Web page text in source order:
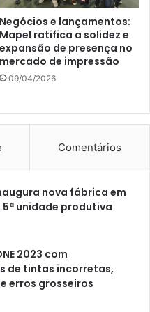
Negócios e lançamentos:
Mapel ratifica a solidez e
expansão de presença no
mercado de impressão
09/04/2026
Comentários
nova fábrica em
5ª unidade produtiva
2023 com
de tintas incorretas,
erros grosseiros